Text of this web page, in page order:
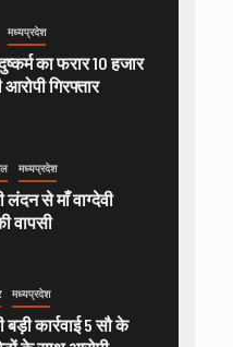
मध्यप्रदेश
का फरार 10 हजार
आरोपी गिरफ्तार
मध्यप्रदेश
लंदन से माँ वाग्देवी
वापसी
मध्यप्रदेश
कार्रवाई 5 सौ के